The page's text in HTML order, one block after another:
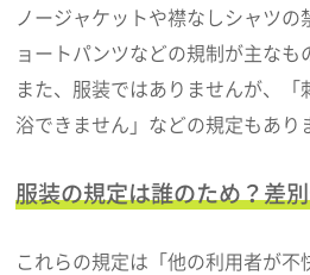
ノージャケットや襟なしシャツ
ョートパンツなどの規制が主なも
また、服装ではありませんが、「
浴できません」などの規定もあり
服装の規定は誰のため？差
これらの規定は「他の利用者が不